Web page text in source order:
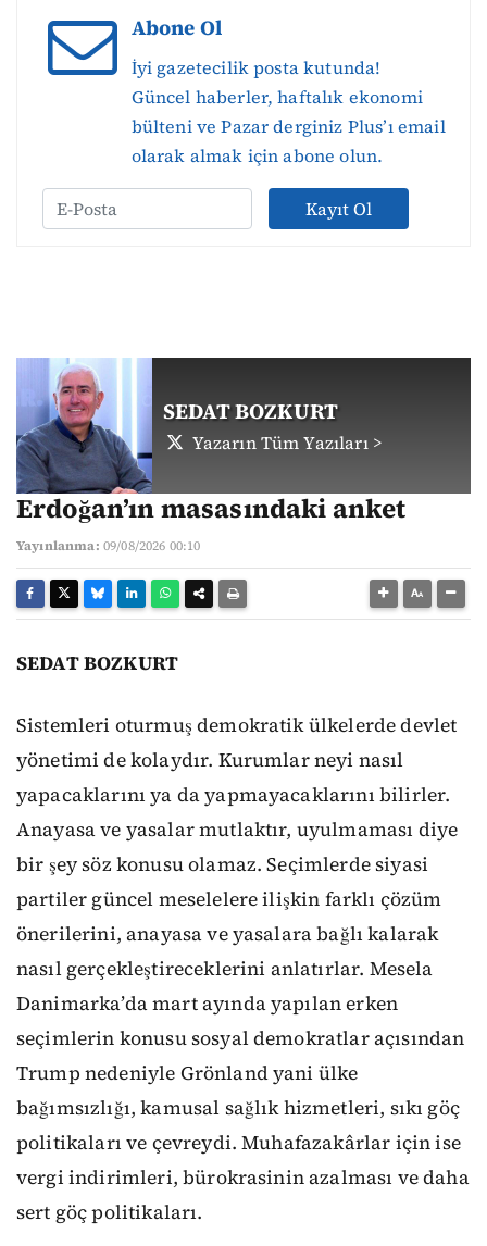
Abone Ol
İyi gazetecilik posta kutunda!
Güncel haberler, haftalık ekonomi
bülteni ve Pazar derginiz Plus’ı email
olarak almak için abone olun.
Kayıt Ol
SEDAT BOZKURT
Yazarın Tüm Yazıları >
Erdoğan’ın masasındaki anket
Yayınlanma: 09/08/2026 00:10
SEDAT BOZKURT
Sistemleri oturmuş demokratik ülkelerde devlet
yönetimi de kolaydır. Kurumlar neyi nasıl
yapacaklarını ya da yapmayacaklarını bilirler.
Anayasa ve yasalar mutlaktır, uyulmaması diye
bir şey söz konusu olamaz. Seçimlerde siyasi
partiler güncel meselelere ilişkin farklı çözüm
önerilerini, anayasa ve yasalara bağlı kalarak
nasıl gerçekleştireceklerini anlatırlar. Mesela
Danimarka’da mart ayında yapılan erken
seçimlerin konusu sosyal demokratlar açısından
Trump nedeniyle Grönland yani ülke
bağımsızlığı, kamusal sağlık hizmetleri, sıkı göç
politikaları ve çevreydi. Muhafazakârlar için ise
vergi indirimleri, bürokrasinin azalması ve daha
sert göç politikaları.